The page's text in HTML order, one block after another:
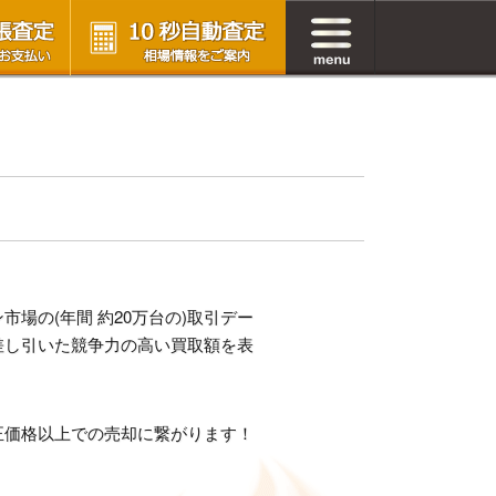
場の(年間 約20万台の)取引デー
引いた競争力の高い買取額を表
格以上での売却に繋がります！